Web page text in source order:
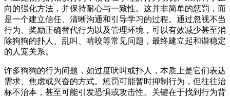
向的强化方法，并保持耐心与一致性。这并非简单的惩罚，而
是一个建立信任、清晰沟通和引导学习的过程。通过忽视不当
行为、奖励正确替代行为以及管理环境，可以有效减少甚至消
除狗狗的扑人、乱叫、啃咬等常见问题，最终建立起和谐稳定
的人宠关系。
许多狗狗的行为问题，如过度吠叫或扑人，本质上是它们表达
需求、焦虑或兴奋的方式。惩罚可能暂时抑制行为，但往往治
标不治本，甚至可能引发恐惧或攻击性。关键在于找到行为背